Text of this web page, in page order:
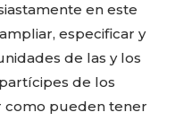
en este
especificar y
de las y los
de los
como pueden tener